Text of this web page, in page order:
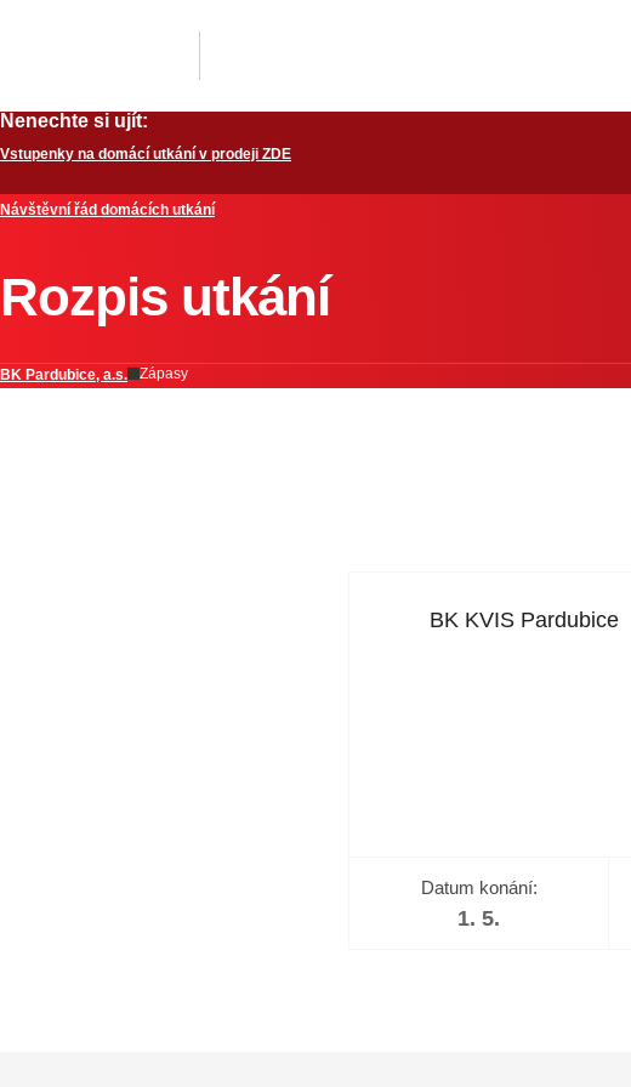
Nenechte si ujít:
Vstupenky na domácí utkání v prodeji ZDE
Návštěvní řád domácích utkání
Rozpis utkání
BK Pardubice, a.s. Zápasy
BK KVIS Pardubice
Datum konání:
1. 5.